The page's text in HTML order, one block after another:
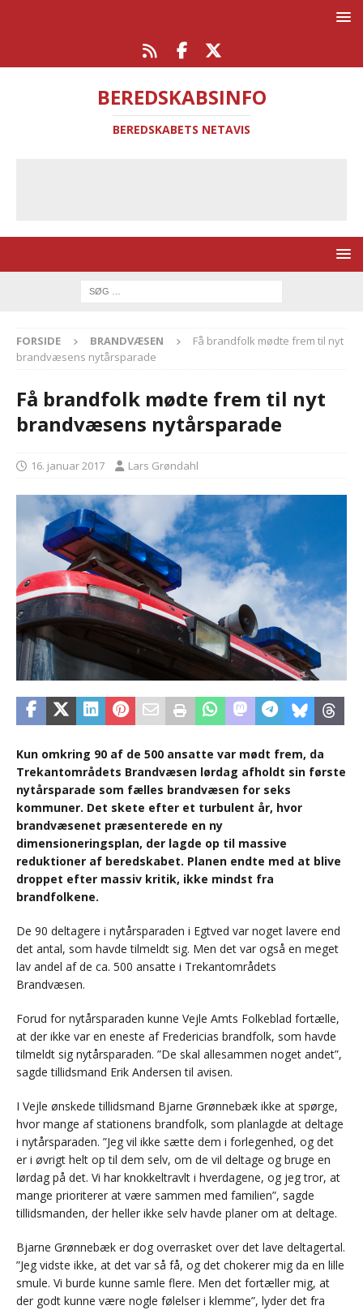
BEREDSKABSINFO
BEREDSKABETS NETAVIS
FORSIDE BRANDVÆSEN
Få brandfolk mødte frem til nyt
brandvæsens nytårsparade
Få brandfolk mødte frem til nyt
brandvæsens nytårsparade
16. januar 2017 Lars Grøndahl
Kun omkring 90 af de 500 ansatte var mødt frem, da
Trekantområdets Brandvæsen lørdag afholdt sin første
nytårsparade som fælles brandvæsen for seks
kommuner. Det skete efter et turbulent år, hvor
brandvæsenet præsenterede en ny
dimensioneringsplan, der lagde op til massive
reduktioner af beredskabet. Planen endte med at blive
droppet efter massiv kritik, ikke mindst fra
brandfolkene.
De 90 deltagere i nytårsparaden i Egtved var noget lavere end
det antal, som havde tilmeldt sig. Men det var også en meget
lav andel af de ca. 500 ansatte i Trekantområdets
Brandvæsen.
Forud for nytårsparaden kunne Vejle Amts Folkeblad fortælle,
at der ikke var en eneste af Fredericias brandfolk, som havde
tilmeldt sig nytårsparaden. ”De skal allesammen noget andet”,
sagde tillidsmand Erik Andersen til avisen.
I Vejle ønskede tillidsmand Bjarne Grønnebæk ikke at spørge,
hvor mange af stationens brandfolk, som planlagde at deltage
i nytårsparaden. ”Jeg vil ikke sætte dem i forlegenhed, og det
er i øvrigt helt op til dem selv, om de vil deltage og bruge en
lørdag på det. Vi har knokkeltravlt i hverdagene, og jeg tror, at
mange prioriterer at være sammen med familien”, sagde
tillidsmanden, der heller ikke selv havde planer om at deltage.
Bjarne Grønnebæk er dog overrasket over det lave deltagertal.
”Jeg vidste ikke, at det var så få, og det chokerer mig da en lille
smule. Vi burde kunne samle flere. Men det fortæller mig, at
der godt kunne være nogle følelser i klemme”, lyder det fra